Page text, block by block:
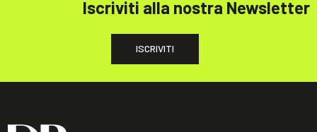
Iscriviti alla nostra Newsletter
ISCRIVITI